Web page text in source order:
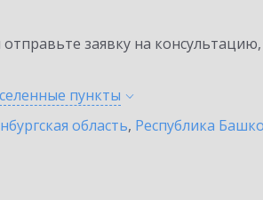
заявку на
пункты
область, Республика